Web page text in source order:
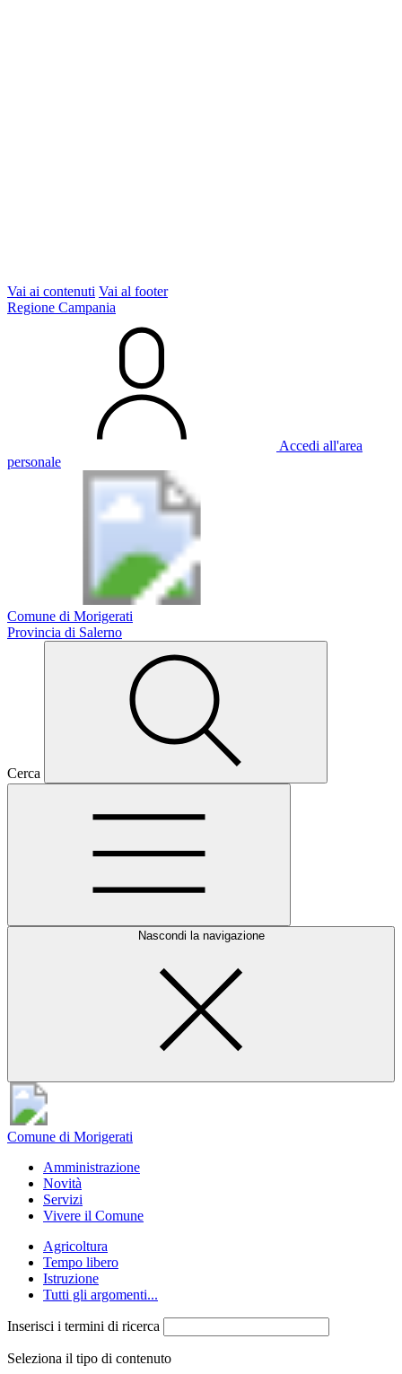
Vai ai contenuti Vai al footer
Regione Campania
Accedi all'area
personale
Comune di Morigerati
Provincia di Salerno
Cerca
Nascondi la navigazione
Comune di Morigerati
Amministrazione
Novità
Servizi
Vivere il Comune
Agricoltura
Tempo libero
Istruzione
Tutti gli argomenti...
Inserisci i termini di ricerca
Seleziona il tipo di contenuto